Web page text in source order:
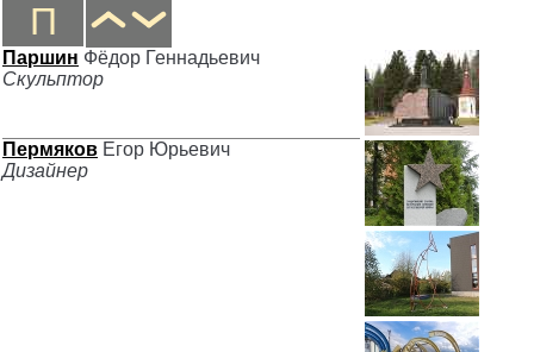
П
Паршин Фёдор Геннадьевич
Скульптор
Пермяков Егор Юрьевич
Дизайнер